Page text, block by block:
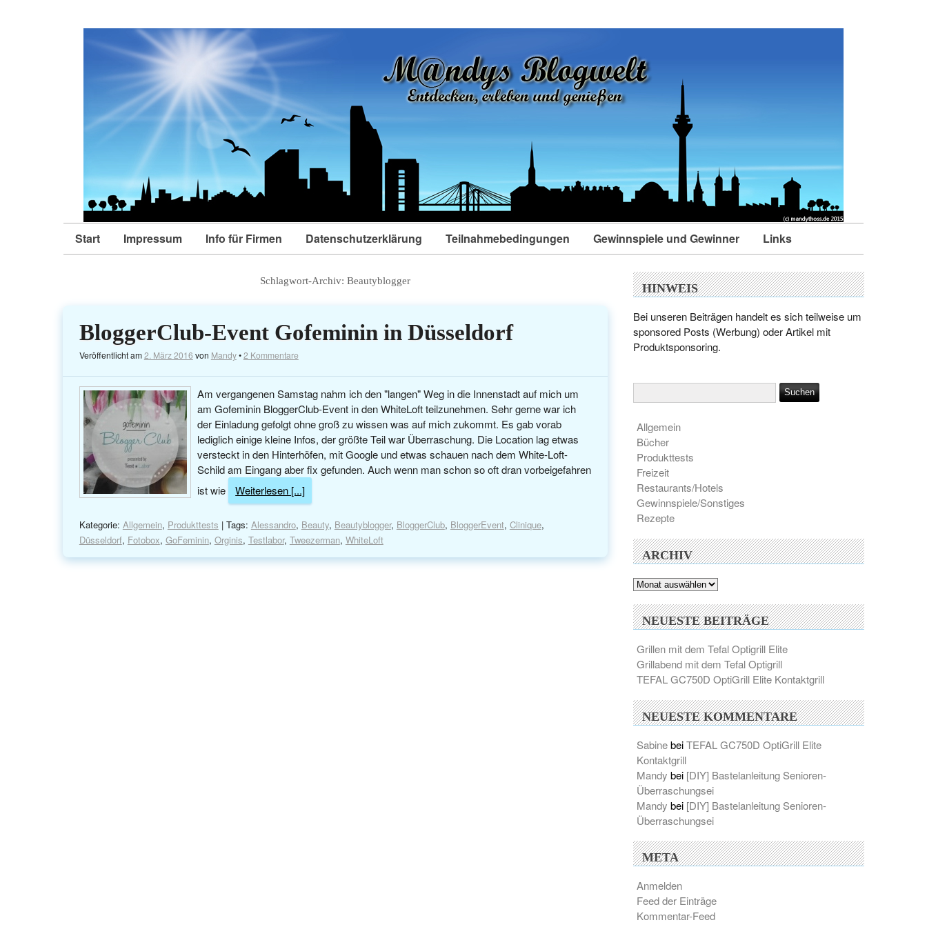
Start Impressum Info für Firmen Datenschutzerklärung Teilnahmebedingungen Gewinnspiele und Gewinner Links
Schlagwort-Archiv:Beautyblogger
BloggerClub-Event Gofeminin in Düsseldorf
Veröffentlicht am2. März 2016 von Mandy•2 Kommentare
Am vergangenen Samstag nahm ich den "langen" Weg in die Innenstadt auf mich um
am Gofeminin BloggerClub-Event in den WhiteLoft teilzunehmen. Sehr gerne war ich
der Einladung gefolgt ohne groß zu wissen was auf mich zukommt. Es gab vorab
lediglich einige kleine Infos, der größte Teil war Überraschung. Die Location lag etwas
versteckt in den Hinterhöfen, mit Google und etwas schauen nach dem White-Loft-
Schild am Eingang aber fix gefunden. Auch wenn man schon so oft dran vorbeigefahren
ist wie
Weiterlesen [...]
Kategorie: Allgemein, Produkttests | Tags: Alessandro, Beauty, Beautyblogger, BloggerClub, BloggerEvent, Clinique,
Düsseldorf, Fotobox, GoFeminin, Orginis, Testlabor, Tweezerman, WhiteLoft
HINWEIS
Bei unseren Beiträgen handelt es sich teilweise um
sponsored Posts (Werbung) oder Artikel mit
Produktsponsoring.
Allgemein
Bücher
Produkttests
Freizeit
Restaurants/Hotels
Gewinnspiele/Sonstiges
Rezepte
ARCHIV
Archiv
NEUESTE BEITRÄGE
Grillen mit dem Tefal Optigrill Elite
Grillabend mit dem Tefal Optigrill
TEFAL GC750D OptiGrill Elite Kontaktgrill
NEUESTE KOMMENTARE
SabinebeiTEFAL GC750D OptiGrill Elite
Kontaktgrill
Mandy bei [DIY] Bastelanleitung Senioren-
Überraschungsei
Mandy bei [DIY] Bastelanleitung Senioren-
Überraschungsei
META
Anmelden
Feed der Einträge
Kommentar-Feed